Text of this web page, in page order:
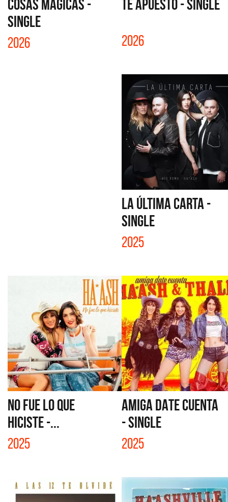
COSAS MÁGICAS -
SINGLE
2026
TE APUESTO - SINGLE
2026
LA ÚLTIMA CARTA -
SINGLE
2025
NO FUE LO QUE
HICISTE -...
2025
AMIGA DATE CUENTA
- SINGLE
2025